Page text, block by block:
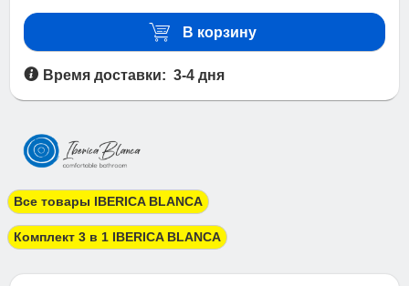
В корзину
Время доставки: 3-4 дня
Все товары IBERICA BLANCA
Комплект 3 в 1 IBERICA BLANCA